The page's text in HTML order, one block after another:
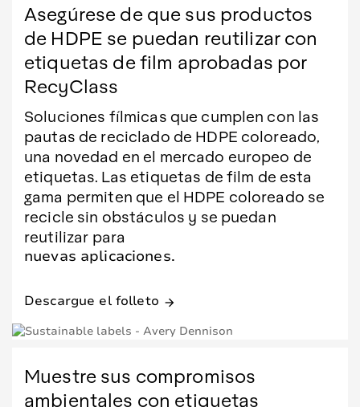
Asegúrese de que sus productos
de HDPE se puedan reutilizar con
etiquetas de film aprobadas por
RecyClass
Soluciones fílmicas que cumplen con las
pautas de reciclado de HDPE coloreado,
una novedad en el mercado europeo de
etiquetas. Las etiquetas de film de esta
gama permiten que el HDPE coloreado se
recicle sin obstáculos y se puedan
reutilizar para
nuevas aplicaciones.
Descargue el folleto arrow_forward
Muestre sus compromisos
ambientales con etiquetas